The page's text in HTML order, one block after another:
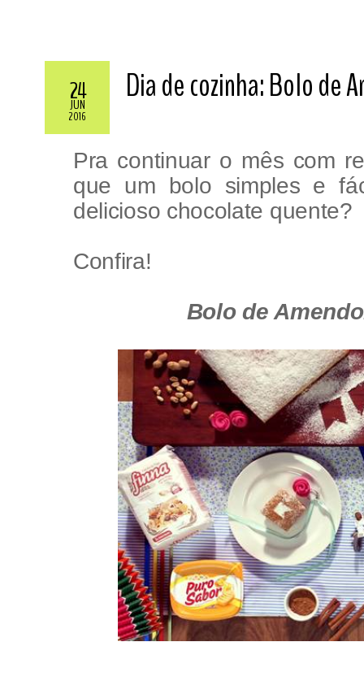
24
JUN
2016
Dia de cozinha: Bolo de
Pra continuar o mês com
que um bolo simples e
delicioso chocolate quente?
Confira!
Bolo de